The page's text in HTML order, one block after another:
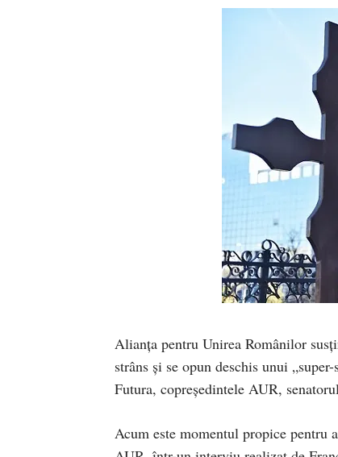
Alianța pentru Unirea Românilor
strâns și se opun deschis unui
Futura, copreședintele AUR,
Acum este momentul propice pentru